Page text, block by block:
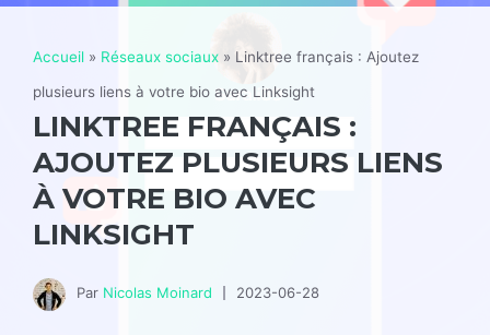
Accueil » Réseaux sociaux » Linktree français : Ajoutez
plusieurs liens à votre bio avec Linksight
LINKTREE FRANÇAIS :
AJOUTEZ PLUSIEURS LIENS
À VOTRE BIO AVEC
LINKSIGHT
Par Nicolas Moinard 2023-06-28